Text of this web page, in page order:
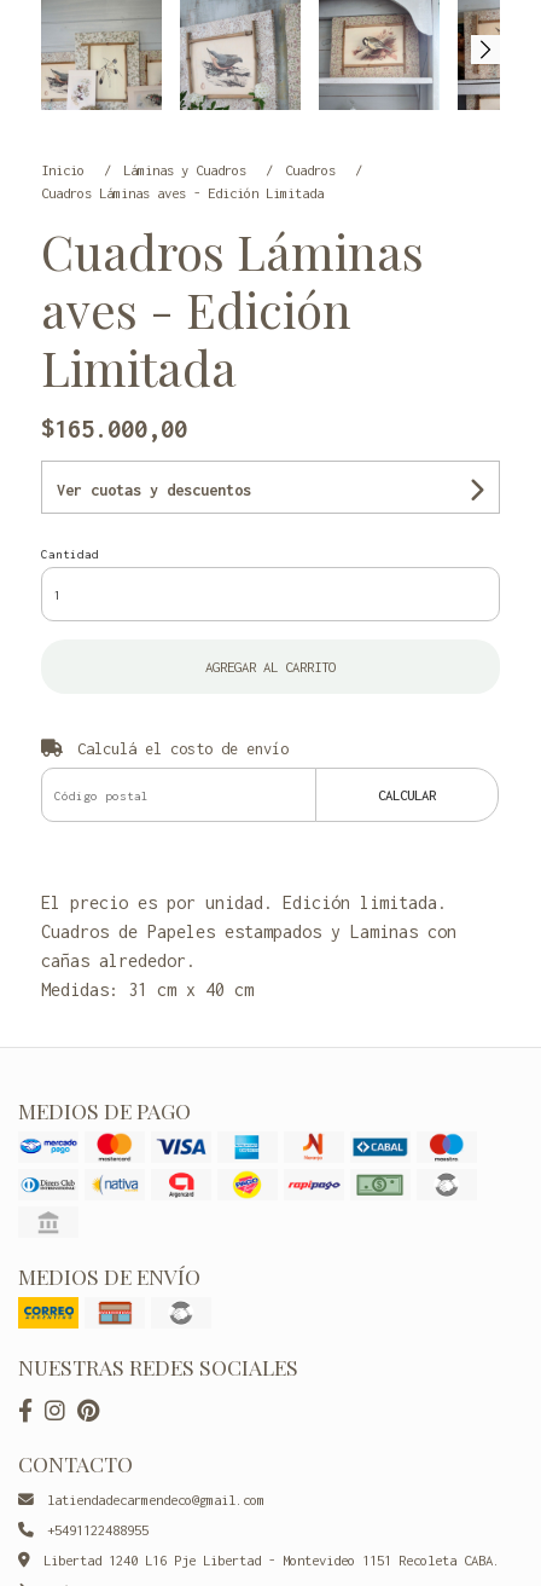
Inicio Láminas y Cuadros
Cuadros
Cuadros Láminas aves - Edición Limitada
Cuadros Láminas
aves - Edición
Limitada
$165.000,00
Ver cuotas y descuentos
Cantidad
AGREGAR AL CARRITO
Calculá el costo de envío
CALCULAR
El precio es por unidad. Edición limitada.
Cuadros de Papeles estampados y Laminas con
cañas alrededor.
Medidas: 31 cm x 40 cm
MEDIOS DE PAGO
MEDIOS DE ENVÍO
NUESTRAS REDES SOCIALES
CONTACTO
latiendadecarmendeco@gmail.com
+5491122488955
Libertad 1240 L16 Pje Libertad - Montevideo 1151 Recoleta CABA.